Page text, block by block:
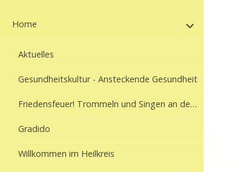
Home
Aktuelles
Gesundheitskultur - Ansteckende Gesundheit
Friedensfeuer! Trommeln und Singen an der Dreisam
Gradido
Willkommen im Heilkreis